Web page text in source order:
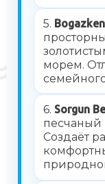
5.
морем.
6. Sorgun
песчаный
Создаёт